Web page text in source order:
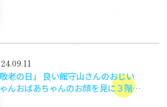
ます。子ども達も大人も普段はなかな
敬老の日」 良い館守山さんのおじい
んおばあちゃんのお顔を見に３階へ
がらせてもらいました。 「いつもあ